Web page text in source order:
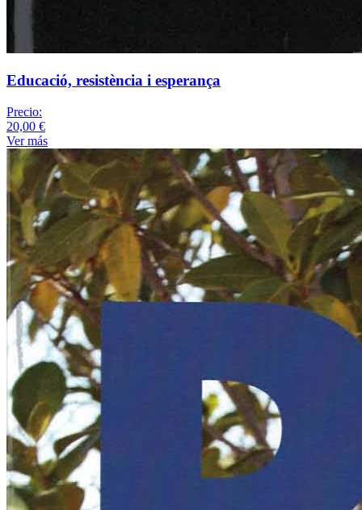
Educació, resistència i esperança
Precio:
20,00 €
Ver más